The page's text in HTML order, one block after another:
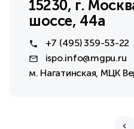
15230, г.
шоссе, 44а
+7 (495) 359-53-22
ispo.info@mgpu.ru
м. Нагатинская, МЦК